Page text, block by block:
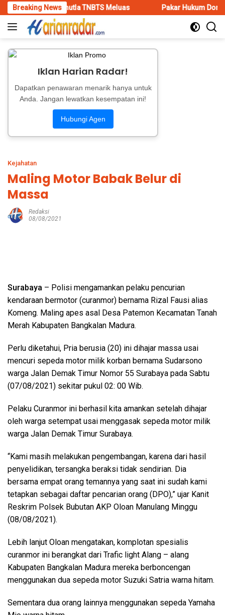
Skip
to
content
Breaking News
TNBTS Meluas Pakar Hukum Dorong Polri Tindak
Iklan Harian Radar!
Dapatkan penawaran menarik hanya untuk
Anda. Jangan lewatkan kesempatan ini!
Hubungi Agen
Kejahatan
Maling Motor Babak Belur di
Massa
Redaksi
08/08/2021
Surabaya – Polisi mengamankan pelaku pencurian
kendaraan bermotor (curanmor) bernama Rizal Fausi alias
Komeng. Maling apes asal Desa Patemon Kecamatan Tanah
Merah Kabupaten Bangkalan Madura.
Perlu diketahui, Pria berusia (20) ini dihajar massa usai
mencuri sepeda motor milik korban bernama Sudarsono
warga Jalan Demak Timur Nomor 55 Surabaya pada Sabtu
(07/08/2021) sekitar pukul 02: 00 Wib.
Pelaku Curanmor ini berhasil kita amankan setelah dihajar
oleh warga setempat usai menggasak sepeda motor milik
warga Jalan Demak Timur Surabaya.
“Kami masih melakukan pengembangan, karena dari hasil
penyelidikan, tersangka beraksi tidak sendirian. Dia
bersama empat orang temannya yang saat ini sudah kami
tetapkan sebagai daftar pencarian orang (DPO),” ujar Kanit
Reskrim Polsek Bubutan AKP Oloan Manulang Minggu
(08/08/2021).
Lebih lanjut Oloan mengatakan, komplotan spesialis
curanmor ini berangkat dari Trafic light Alang – alang
Kabupaten Bangkalan Madura mereka berboncengan
menggunakan dua sepeda motor Suzuki Satria warna hitam.
Sementara dua orang lainnya menggunakan sepeda Yamaha